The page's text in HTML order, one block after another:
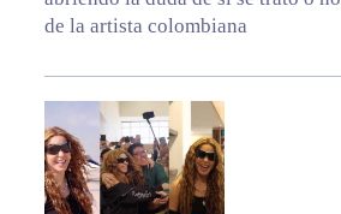
de la artista colombiana